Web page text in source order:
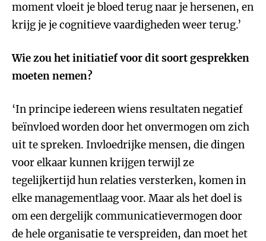
moment vloeit je bloed terug naar je hersenen, en
krijg je je cognitieve vaardigheden weer terug.’
Wie zou het initiatief voor dit soort gesprekken
moeten nemen?
‘In principe iedereen wiens resultaten negatief
beïnvloed worden door het onvermogen om zich
uit te spreken. Invloedrijke mensen, die dingen
voor elkaar kunnen krijgen terwijl ze
tegelijkertijd hun relaties versterken, komen in
elke managementlaag voor. Maar als het doel is
om een dergelijk communicatievermogen door
de hele organisatie te verspreiden, dan moet het